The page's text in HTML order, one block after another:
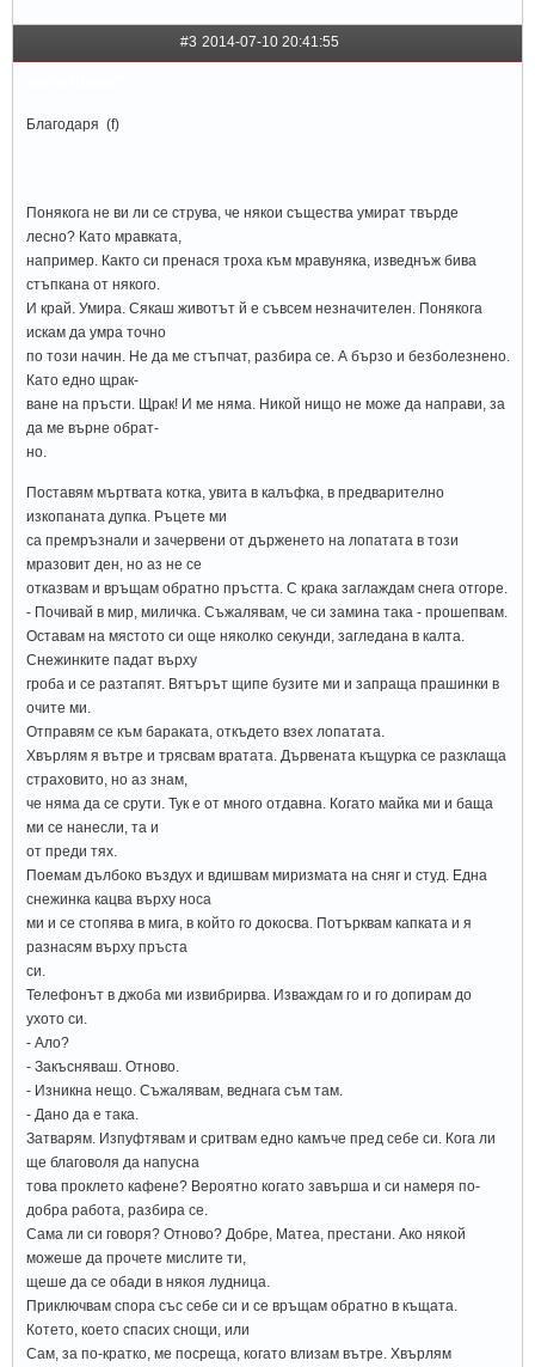
#3 2014-07-10 20:41:55
Благодаря (f)
Понякога не ви ли се струва, че някои същества умират твърде
лесно? Като мравката,
например. Както си пренася троха към мравуняка, изведнъж бива
стъпкана от някого.
И край. Умира. Сякаш животът й е съвсем незначителен. Понякога
искам да умра точно
по този начин. Не да ме стъпчат, разбира се. А бързо и безболезнено.
Като едно щрак-
ване на пръсти. Щрак! И ме няма. Никой нищо не може да направи, за
да ме върне обрат-
но.
Поставям мъртвата котка, увита в калъфка, в предварително
изкопаната дупка. Ръцете ми
са премръзнали и зачервени от държенето на лопатата в този
мразовит ден, но аз не се
отказвам и връщам обратно пръстта. С крака заглаждам снега отгоре.
- Почивай в мир, миличка. Съжалявам, че си замина така - прошепвам.
Оставам на мястото си още няколко секунди, загледана в калта.
Снежинките падат върху
гроба и се разтапят. Вятърът щипе бузите ми и запраща прашинки в
очите ми.
Отправям се към бараката, откъдето взех лопатата.
Хвърлям я вътре и трясвам вратата. Дървената къщурка се разклаща
страховито, но аз знам,
че няма да се срути. Тук е от много отдавна. Когато майка ми и баща
ми се нанесли, та и
от преди тях.
Поемам дълбоко въздух и вдишвам миризмата на сняг и студ. Една
снежинка кацва върху носа
ми и се стопява в мига, в който го докосва. Потърквам капката и я
разнасям върху пръста
си.
Телефонът в джоба ми извибрирва. Изваждам го и го допирам до
ухото си.
- Ало?
- Закъсняваш. Отново.
- Изникна нещо. Съжалявам, веднага съм там.
- Дано да е така.
Затварям. Изпуфтявам и сритвам едно камъче пред себе си. Кога ли
ще благоволя да напусна
това проклето кафене? Вероятно когато завърша и си намеря по-
добра работа, разбира се.
Сама ли си говоря? Отново? Добре, Матеа, престани. Ако някой
можеше да прочете мислите ти,
щеше да се обади в някоя лудница.
Приключвам спора със себе си и се връщам обратно в къщата.
Котето, което спасих снощи, или
Сам, за по-кратко, ме посреща, когато влизам вътре. Хвърлям